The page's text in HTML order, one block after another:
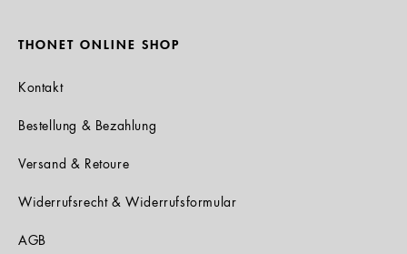
THONET ONLINE SHOP
Kontakt
Bestellung & Bezahlung
Versand & Retoure
Widerrufsrecht & Widerrufsformular
AGB